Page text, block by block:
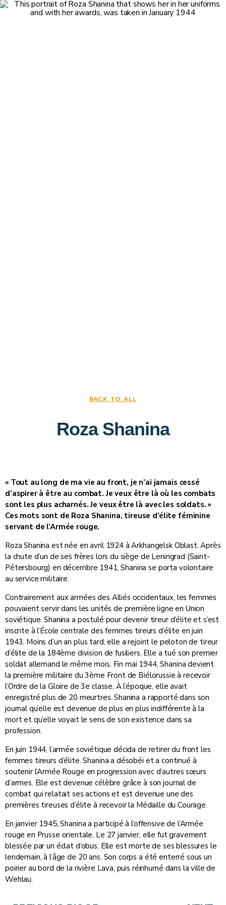
BACK TO ALL
Roza Shanina
« Tout au long de ma vie au front, je n’ai jamais cessé
d’aspirer à être au combat. Je veux être là où les combats
sont les plus acharnés. Je veux être là avec les soldats. »
Ces mots sont de Roza Shanina, tireuse d’élite féminine
servant de l’Armée rouge.
Roza Shanina est née en avril 1924 à Arkhangelsk Oblast. Après
la chute d’un de ses frères lors du siège de Leningrad (Saint-
Pétersbourg) en décembre 1941, Shanina se porta volontaire
au service militaire.
Contrairement aux armées des Alliés occidentaux, les femmes
pouvaient servir dans les unités de première ligne en Union
soviétique. Shanina a postulé pour devenir tireur d’élite et s’est
inscrite à l’École centrale des femmes tireurs d’élite en juin
1943. Moins d’un an plus tard, elle a rejoint le peloton de tireur
d’élite de la 184ème division de fusiliers. Elle a tué son premier
soldat allemand le même mois. Fin mai 1944, Shanina devient
la première militaire du 3ème Front de Biélorussie à recevoir
l’Ordre de la Gloire de 3e classe. À l’époque, elle avait
enregistré plus de 20 meurtres. Shanina a rapporté dans son
journal qu’elle est devenue de plus en plus indifférente à la
mort et qu’elle voyait le sens de son existence dans sa
profession.
En juin 1944, l’armée soviétique décida de retirer du front les
femmes tireurs d’élite. Shanina a désobéi et a continué à
soutenir l’Armée Rouge en progression avec d’autres sœurs
d’armes. Elle est devenue célèbre grâce à son journal de
combat qui relatait ses actions et est devenue une des
premières tireuses d’élite à recevoir la Médaille du Courage.
En janvier 1945, Shanina a participé à l’offensive de l’Armée
rouge en Prusse orientale. Le 27 janvier, elle fut gravement
blessée par un éclat d’obus. Elle est morte de ses blessures le
lendemain, à l’âge de 20 ans. Son corps a été enterré sous un
poirier au bord de la rivière Lava, puis réinhumé dans la ville de
Wehlau.